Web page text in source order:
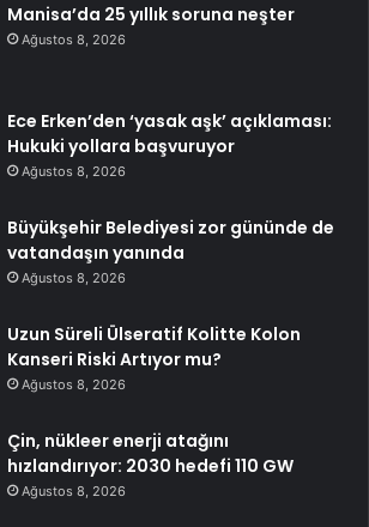
Manisa’da 25 yıllık soruna neşter
Ağustos 8, 2026
Ece Erken’den ‘yasak aşk’ açıklaması:
Hukuki yollara başvuruyor
Ağustos 8, 2026
Büyükşehir Belediyesi zor gününde de
vatandaşın yanında
Ağustos 8, 2026
Uzun Süreli Ülseratif Kolitte Kolon
Kanseri Riski Artıyor mu?
Ağustos 8, 2026
Çin, nükleer enerji atağını
hızlandırıyor: 2030 hedefi 110 GW
Ağustos 8, 2026